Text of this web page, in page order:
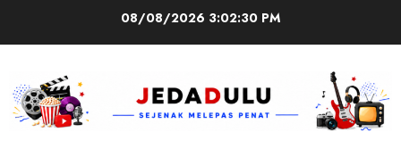
08/08/2026 3:02:30 PM